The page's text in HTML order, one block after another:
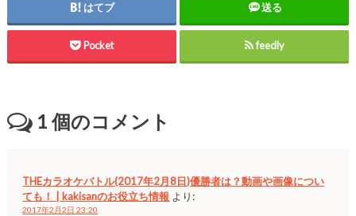
はてブ 送る
Pocket feedly
1個のコメント
THEカラオケバトル(2017年2月8日)優勝者は？動画や画像につい
ても！ | kakisanのお役立ち情報 より:
2017年2月2日 23:20